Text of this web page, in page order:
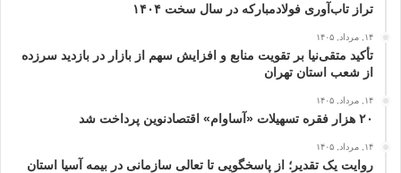
تراز تاب‌آوری فولادمبارکه در سال سخت ۱۴۰۴
۱۴, مرداد, ۱۴۰۵
تأکید متقی‌نیا بر تقویت منابع و افزایش سهم از بازار در بازدید سرزده
از شعب استان تهران
۱۴, مرداد, ۱۴۰۵
۲۰ هزار فقره تسهیلات «آساوام» اقتصادنوین پرداخت شد
۱۴, مرداد, ۱۴۰۵
روایت یک تقدیر؛ از پاسخگویی تا تعالی سازمانی در بیمه آسیا استان